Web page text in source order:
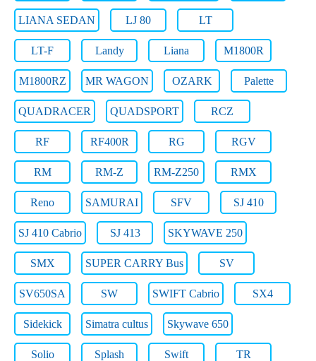
LIANA SEDAN LJ 80 LT
LT-F Landy Liana M1800R
M1800RZ MR WAGON OZARK Palette
QUADRACER QUADSPORT RCZ
RF RF400R RG RGV
RM RM-Z RM-Z250 RMX
Reno SAMURAI SFV SJ 410
SJ 410 Cabrio SJ 413 SKYWAVE 250
SMX SUPER CARRY Bus SV
SV650SA SW SWIFT Cabrio SX4
Sidekick Simatra cultus Skywave 650
Solio Splash Swift TR